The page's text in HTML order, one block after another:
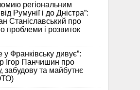
регіональним
Румунії і до Дністра”:
Станіславський про
проблеми і розвиток
у Франківську дивує”:
Ігор Панчишин про
забудову та майбутнє